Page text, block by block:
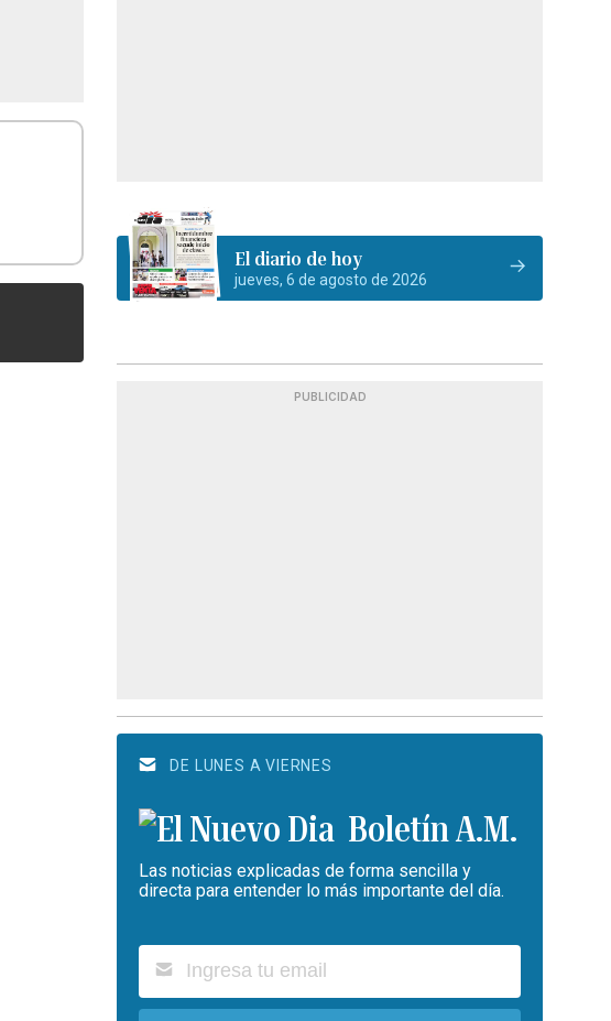
El diario de hoy
jueves, 6 de agosto de 2026
PUBLICIDAD
DE LUNES A VIERNES
Boletín A.M.
Las noticias explicadas de forma sencilla y
directa para entender lo más importante del día.